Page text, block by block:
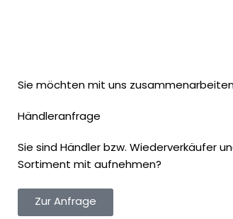
Sie möchten mit uns
Händleranfrage
Sie sind Händler bzw. Wiederverkäufer
Sortiment mit aufnehmen?
Zur Anfrage